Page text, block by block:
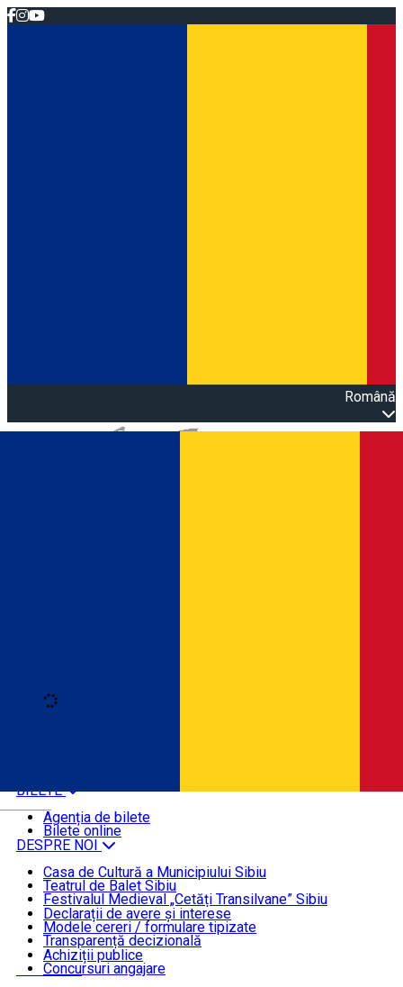
Română
BILETE
ȘTIRI
DESPRE NOI
INFORMAȚII DE INTERES PUBLIC
ANUNȚURI
CONTACT
Agenția de bilete
Bilete online
Casa de Cultură a Municipiului Sibiu
Teatrul de Balet Sibiu
Festivalul Medieval „Cetăți Transilvane” Sibiu
Funcționare
Declarații de avere și interese
Modele cereri / formulare tipizate
Transparență decizională
Achiziții publice
Concursuri angajare